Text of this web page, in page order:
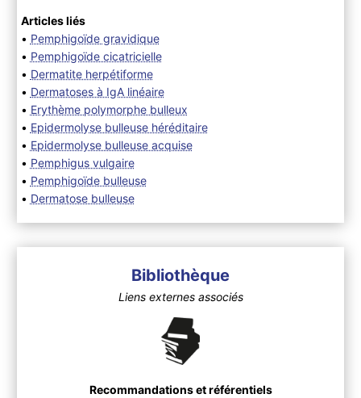
Articles liés
• Pemphigoïde gravidique
• Pemphigoïde cicatricielle
• Dermatite herpétiforme
• Dermatoses à IgA linéaire
• Erythème polymorphe bulleux
• Epidermolyse bulleuse héréditaire
• Epidermolyse bulleuse acquise
• Pemphigus vulgaire
• Pemphigoïde bulleuse
• Dermatose bulleuse
Bibliothèque
Liens externes associés
Recommandations et référentiels